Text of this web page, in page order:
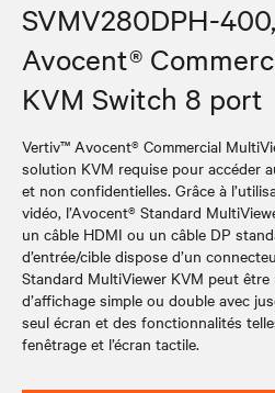
SVMV280DPH-
Avocent®
KVM Switch 8 port
Vertiv™ Avocent® Commercial
solution KVM requise pour accéder
et non confidentielles. Grâce à
vidéo, l’Avocent® Standard
un câble HDMI ou un câble DP
d’entrée/cible dispose d’un
Standard MultiViewer KVM peut
d’affichage simple ou double avec
seul écran et des fonctionnalités
fenêtrage et l’écran tactile.